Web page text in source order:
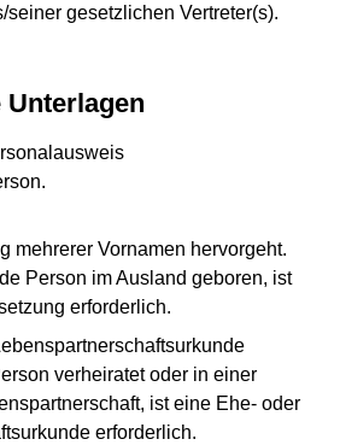
gesetzlichen Vertreter(s).
mehrerer Vornamen hervorgeht.
Person im Ausland geboren, ist
erforderlich.
verheiratet oder in einer
ist eine Ehe- oder
erforderlich.